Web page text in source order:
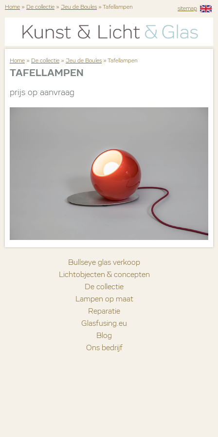
Home » De collectie » Jeu de Boules » Tafellampen sitemap
Home » De collectie » Jeu de Boules » Tafellampen
TAFELLAMPEN
prijs op aanvraag
Bullseye glas verkoop
Lichtobjecten & concepten
De collectie
Lampen op maat
Reparatie
Glasfusing.eu
Blog
Ons bedrijf